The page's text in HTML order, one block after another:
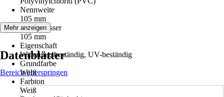
Nennweite
105 mm
Durchmesser
105 mm
Eigenschaft
Witterungsbeständig, UV-beständig
Grundfarbe
Weiß
Farbton
Weiß
Mehr anzeigen
Datenblätter
Bereich überspringen